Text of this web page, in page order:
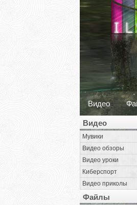
Видео
Видео
Мувики
Видео обзоры
Видео уроки
Киберспорт
Видео приколы
Файлы